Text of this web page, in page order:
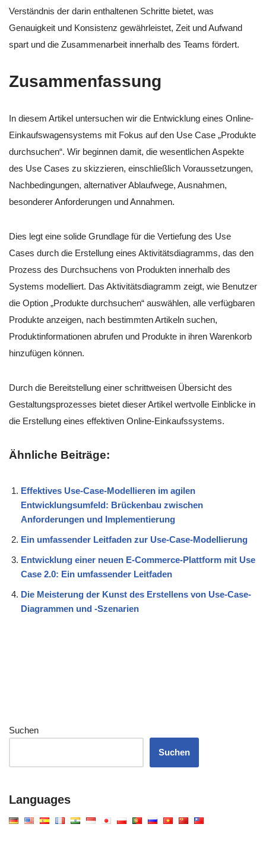
Verständnis der darin enthaltenen Schritte bietet, was
Genauigkeit und Konsistenz gewährleistet, Zeit und Aufwand
spart und die Zusammenarbeit innerhalb des Teams fördert.
Zusammenfassung
In diesem Artikel untersuchen wir die Entwicklung eines Online-
Einkaufswagensystems mit Fokus auf den Use Case „Produkte
durchsuchen“. Wir beginnen damit, die wesentlichen Aspekte
des Use Cases zu skizzieren, einschließlich Voraussetzungen,
Nachbedingungen, alternativer Ablaufwege, Ausnahmen,
besonderer Anforderungen und Annahmen.
Dies legt eine solide Grundlage für die Vertiefung des Use
Cases durch die Erstellung eines Aktivitätsdiagramms, das den
Prozess des Durchsuchens von Produkten innerhalb des
Systems modelliert. Das Aktivitätsdiagramm zeigt, wie Benutzer
die Option „Produkte durchsuchen“ auswählen, alle verfügbaren
Produkte anzeigen, nach bestimmten Artikeln suchen,
Produktinformationen abrufen und Produkte in ihren Warenkorb
hinzufügen können.
Durch die Bereitstellung einer schrittweisen Übersicht des
Gestaltungsprozesses bietet dieser Artikel wertvolle Einblicke in
die Erstellung eines effektiven Online-Einkaufssystems.
Ähnliche Beiträge:
Effektives Use-Case-Modellieren im agilen
Entwicklungsumfeld: Brückenbau zwischen
Anforderungen und Implementierung
Ein umfassender Leitfaden zur Use-Case-Modellierung
Entwicklung einer neuen E-Commerce-Plattform mit Use
Case 2.0: Ein umfassender Leitfaden
Die Meisterung der Kunst des Erstellens von Use-Case-
Diagrammen und -Szenarien
Suchen
Suchen
Languages